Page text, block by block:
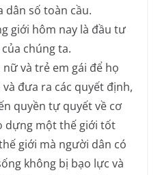
dân số toàn cầu.
giới hôm nay là đầu tư
chúng ta.
và trẻ em gái để họ
đưa ra các quyết định,
quyền tự quyết về cơ
dựng một thế giới tốt
giới mà người dân có
không bị bạo lực và